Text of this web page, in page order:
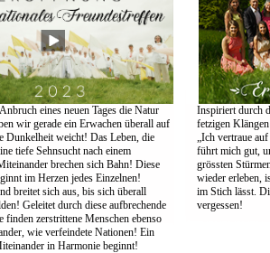
eines neuen Tages die Natur
wir gerade ein Erwachen überall auf
Dunkelheit weicht! Das Leben, die
tiefe Sehnsucht nach einem
brechen sich Bahn! Diese
im Herzen jedes Einzelnen!
breitet sich aus, bis sich überall
Geleitet durch diese aufbrechende
finden zerstrittene Menschen ebenso
wie verfeindete Nationen! Ein
in Harmonie beginnt!
Inspiriert durch
fetzigen
„Ich vertraue
führt mich gut,
grössten
wieder erleben,
im Stich lässt.
vergessen!